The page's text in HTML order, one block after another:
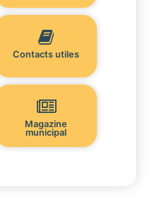
Contacts utiles
Magazine
municipal